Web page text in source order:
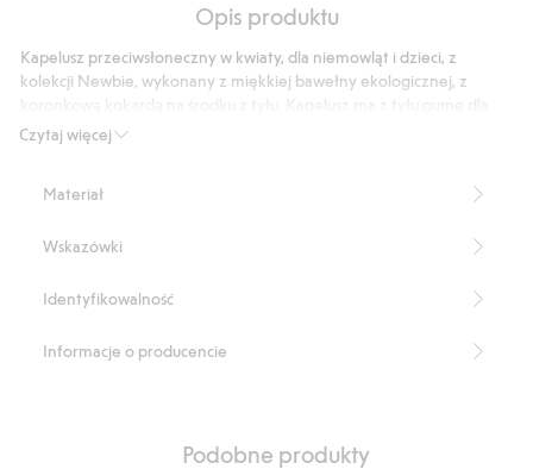
14
głosów
Opis produktu
Czytaj więcej
Kapelusz przeciwsłoneczny w kwiaty, dla niemowląt i dzieci, z
kolekcji Newbie, wykonany z miękkiej bawełny ekologicznej, z
lepszego dopasowania. W rozmiarach 44/46–52/52 są wiązania, a w
Numer artykułu
Materiał
Wskazówki
Identyfikowalność
Informacje o producencie
Podobne produkty